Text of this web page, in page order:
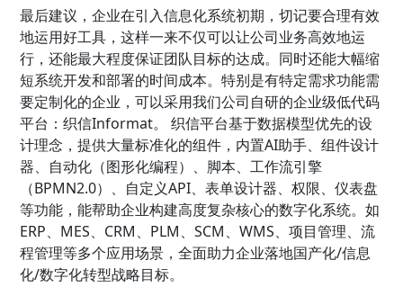
最后建议，企业在引入信息化系统初期，切记要合理有效
地运用好工具，这样一来不仅可以让公司业务高效地运
行，还能最大程度保证团队目标的达成。同时还能大幅缩
短系统开发和部署的时间成本。特别是有特定需求功能需
要定制化的企业，可以采用我们公司自研的企业级低代码
平台：织信Informat。 织信平台基于数据模型优先的设
计理念，提供大量标准化的组件，内置AI助手、组件设计
器、自动化（图形化编程）、脚本、工作流引擎
（BPMN2.0）、自定义API、表单设计器、权限、仪表盘
等功能，能帮助企业构建高度复杂核心的数字化系统。如
ERP、MES、CRM、PLM、SCM、WMS、项目管理、流
程管理等多个应用场景，全面助力企业落地国产化/信息
化/数字化转型战略目标。